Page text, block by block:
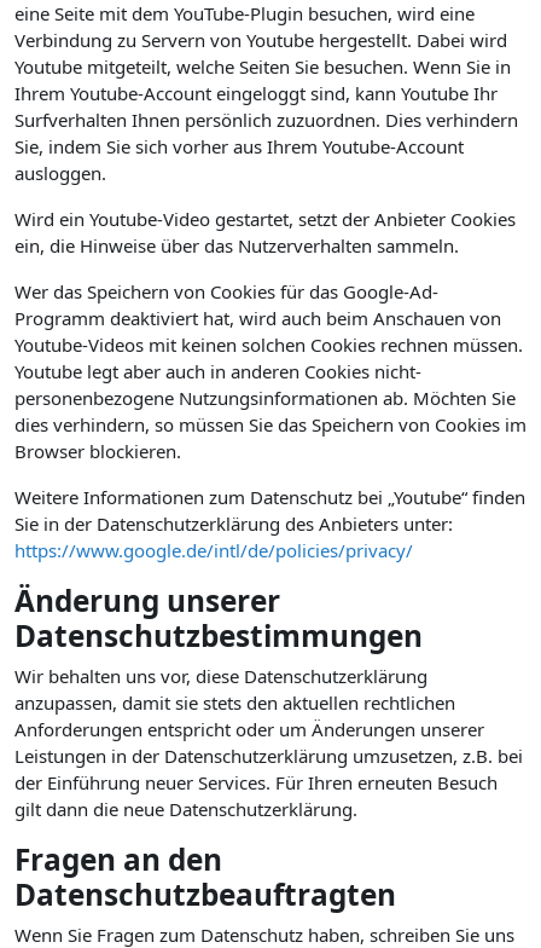
eine Seite mit dem YouTube-Plugin besuchen, wird eine
Verbindung zu Servern von Youtube hergestellt. Dabei wird
Youtube mitgeteilt, welche Seiten Sie besuchen. Wenn Sie in
Ihrem Youtube-Account eingeloggt sind, kann Youtube Ihr
Surfverhalten Ihnen persönlich zuzuordnen. Dies verhindern
Sie, indem Sie sich vorher aus Ihrem Youtube-Account
ausloggen.
Wird ein Youtube-Video gestartet, setzt der Anbieter Cookies
ein, die Hinweise über das Nutzerverhalten sammeln.
Wer das Speichern von Cookies für das Google-Ad-
Programm deaktiviert hat, wird auch beim Anschauen von
Youtube-Videos mit keinen solchen Cookies rechnen müssen.
Youtube legt aber auch in anderen Cookies nicht-
personenbezogene Nutzungsinformationen ab. Möchten Sie
dies verhindern, so müssen Sie das Speichern von Cookies im
Browser blockieren.
Weitere Informationen zum Datenschutz bei „Youtube“ finden
Sie in der Datenschutzerklärung des Anbieters unter:
https://www.google.de/intl/de/policies/privacy/
Änderung unserer
Datenschutzbestimmungen
Wir behalten uns vor, diese Datenschutzerklärung
anzupassen, damit sie stets den aktuellen rechtlichen
Anforderungen entspricht oder um Änderungen unserer
Leistungen in der Datenschutzerklärung umzusetzen, z.B. bei
der Einführung neuer Services. Für Ihren erneuten Besuch
gilt dann die neue Datenschutzerklärung.
Fragen an den
Datenschutzbeauftragten
Wenn Sie Fragen zum Datenschutz haben, schreiben Sie uns